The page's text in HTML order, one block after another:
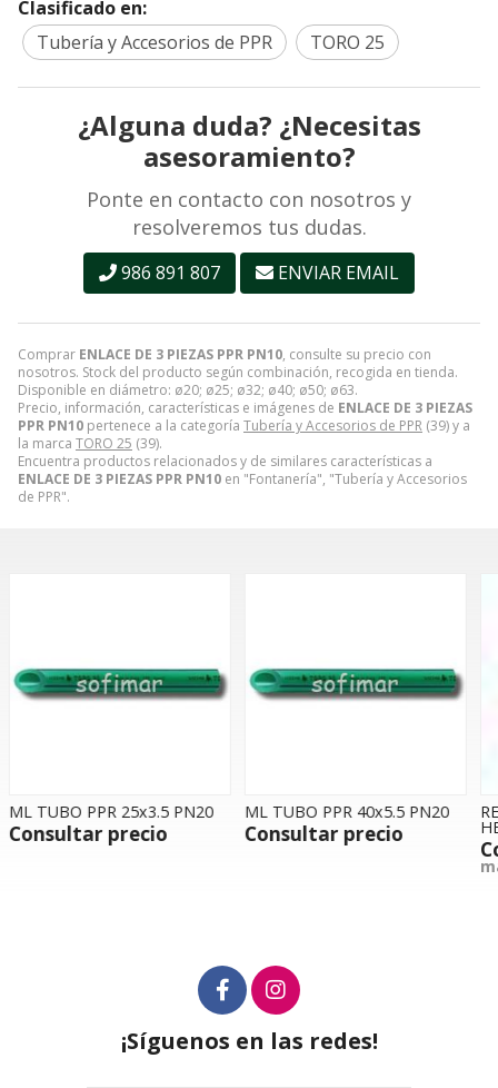
Comprar ENLACE DE 3 PIEZAS PPR PN10, consulte su precio con
nosotros. Stock del producto según combinación, recogida en tienda.
Disponible en diámetro: ø20; ø25; ø32; ø40; ø50; ø63.
Precio, información, características e imágenes de ENLACE DE 3 PIEZAS
PPR PN10 pertenece a la categoría Tubería y Accesorios de PPR (39) y a
la marca TORO 25 (39).
Encuentra productos relacionados y de similares características a
ENLACE DE 3 PIEZAS PPR PN10 en "Fontanería", "Tubería y Accesorios
de PPR".
Clasificado en:
Tubería y Accesorios de PPR
TORO 25
¿Alguna duda? ¿Necesitas
asesoramiento?
Ponte en contacto con nosotros y
resolveremos tus dudas.
986 891 807 ENVIAR EMAIL
ML TUBO PPR 40x5.5 PN20
Consultar precio
REDUCCIÓN CON ROSCA
HEMBRA PPR PN25
Consultar precio
¡Síguenos en las redes!